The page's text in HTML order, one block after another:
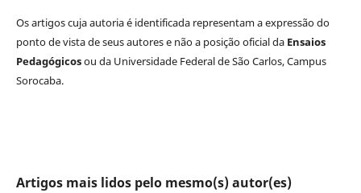
Os artigos cuja autoria é identificada representam a expressão do
ponto de vista de seus autores e não a posição oficial da Ensaios
Pedagógicosou da Universidade Federal de São Carlos, Campus
Sorocaba.
Artigos mais lidos pelo mesmo(s) autor(es)